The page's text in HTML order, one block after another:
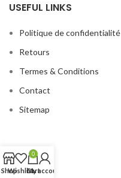
USEFUL LINKS
Politique de confidentialité
Retours
Termes & Conditions
Contact
Sitemap
ShopWishlist
0
Cart
My account